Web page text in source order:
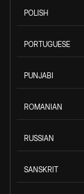
POLISH
PORTUGUESE
PUNJABI
ROMANIAN
RUSSIAN
SANSKRIT